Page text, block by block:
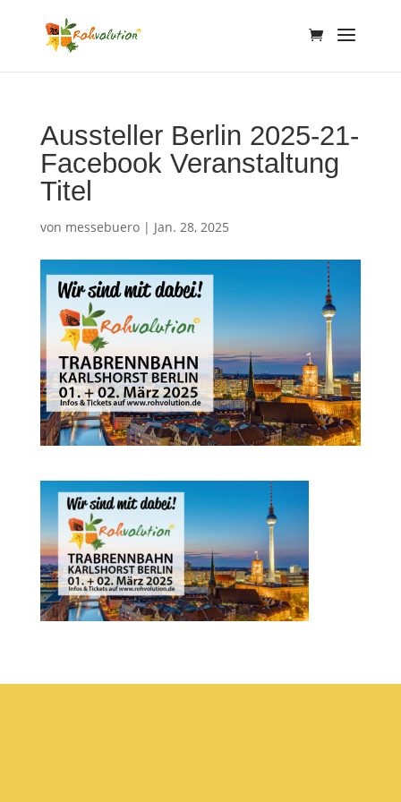
Aussteller Berlin 2025-21-
Facebook Veranstaltung
Titel
von messebuero| Jan. 28, 2025